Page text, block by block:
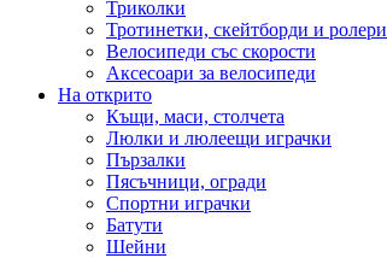
Триколки
Тротинетки, скейтборди и ролери
Велосипеди със скорости
Аксесоари за велосипеди
На открито
Къщи, маси, столчета
Люлки и люлеещи играчки
Пързалки
Пясъчници, огради
Спортни играчки
Батути
Шейни